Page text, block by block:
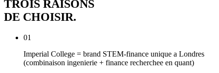
TROIS RAISONS
DE CHOISIR.
01
Imperial College = brand STEM-finance unique a Londres
(combinaison ingenierie + finance recherchee en quant)